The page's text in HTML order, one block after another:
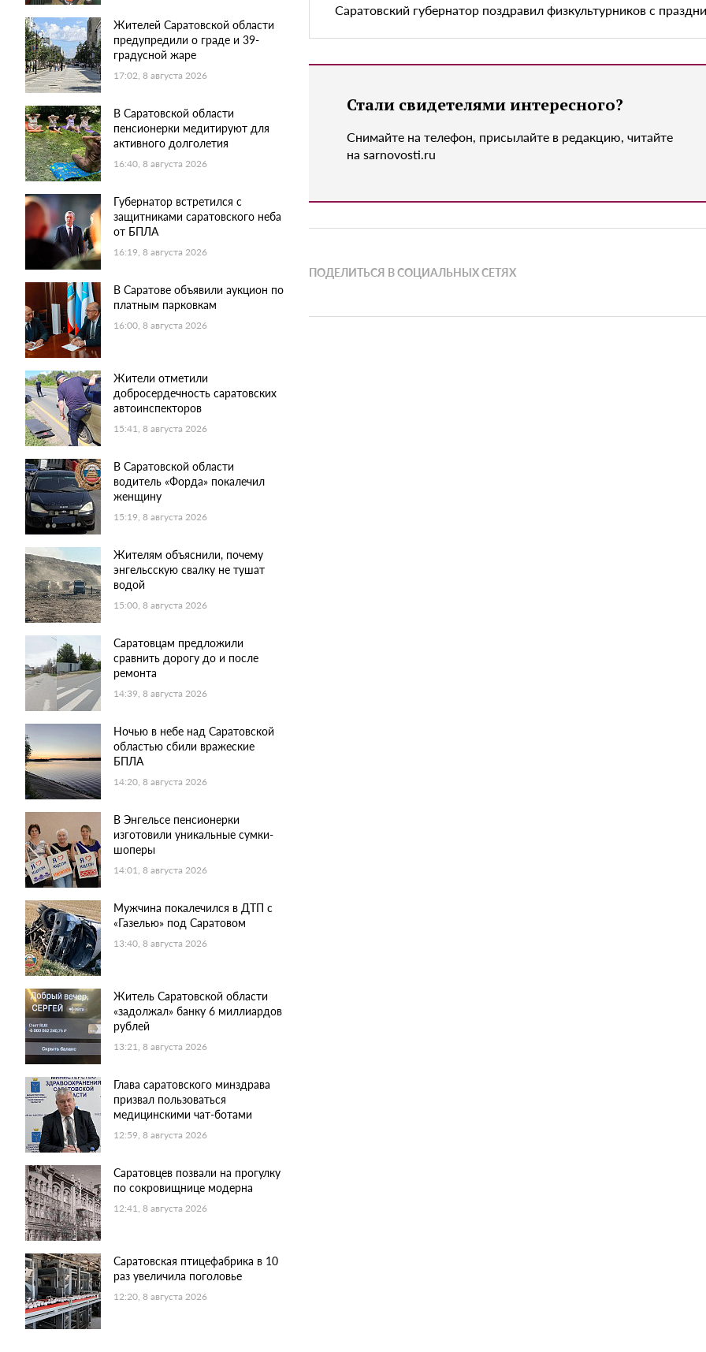
Жителей Саратовской области
предупредили о граде и 39-
градусной жаре
17:02, 8 августа 2026
В Саратовской области
пенсионерки медитируют для
активного долголетия
16:40, 8 августа 2026
Губернатор встретился с
защитниками саратовского неба
от БПЛА
16:19, 8 августа 2026
В Саратове объявили аукцион по
платным парковкам
16:00, 8 августа 2026
Жители отметили
добросердечность саратовских
автоинспекторов
15:41, 8 августа 2026
В Саратовской области
водитель «Форда» покалечил
женщину
15:19, 8 августа 2026
Жителям объяснили, почему
энгельсскую свалку не тушат
водой
15:00, 8 августа 2026
Саратовцам предложили
сравнить дорогу до и после
ремонта
14:39, 8 августа 2026
Ночью в небе над Саратовской
областью сбили вражеские
БПЛА
14:20, 8 августа 2026
В Энгельсе пенсионерки
изготовили уникальные сумки-
шоперы
14:01, 8 августа 2026
Мужчина покалечился в ДТП с
«Газелью» под Саратовом
13:40, 8 августа 2026
Житель Саратовской области
«задолжал» банку 6 миллиардов
рублей
13:21, 8 августа 2026
Глава саратовского минздрава
призвал пользоваться
медицинскими чат-ботами
12:59, 8 августа 2026
Саратовцев позвали на прогулку
по сокровищнице модерна
12:41, 8 августа 2026
Саратовская птицефабрика в 10
раз увеличила поголовье
12:20, 8 августа 2026
Саратовский губернатор поздравил физкультурников с
Стали свидетелями интересного?
Снимайте на телефон, присылайте в редакцию, читайте
на sarnovosti.ru
ПОДЕЛИТЬСЯ В СОЦИАЛЬНЫХ СЕТЯХ